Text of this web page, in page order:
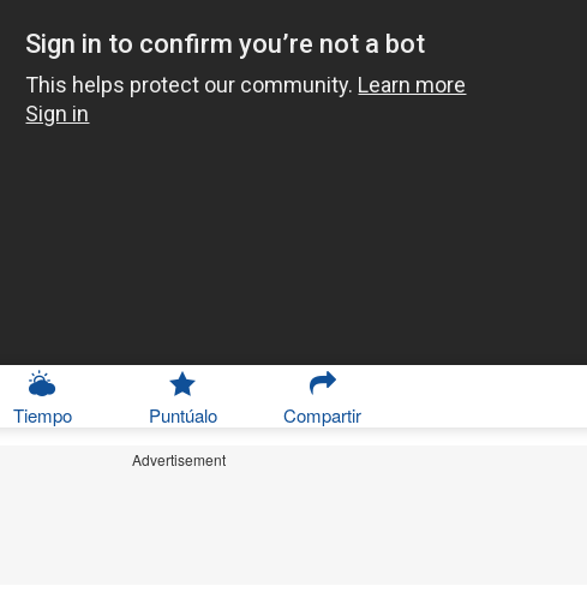
Tiempo Puntúalo Compartir
Advertisement